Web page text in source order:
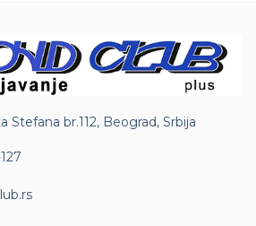
Stefana br.112, Beograd, Srbija